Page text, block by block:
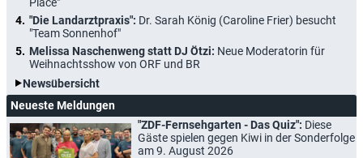
"Die Landarztpraxis": Dr. Sarah König (Caroline Frier) besucht
"Team Sonnenhof"
Melissa Naschenweng statt DJ Ötzi: Neue Moderatorin für
Weihnachtsshow von ORF und BR
Newsübersicht
Neueste Meldungen
"ZDF-Fernsehgarten - Das Quiz": Diese
Gäste spielen gegen Kiwi in der Sonderfolge
am 9. August 2026